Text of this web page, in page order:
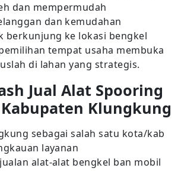
dan mempermudah
dan kemudahan
berkunjung ke lokasi bengkel
tempat usaha membuka
di lahan yang strategis.
Jual Alat Spooring
Klungkung
sebagai salah satu kota/kab
layanan
alat-alat bengkel ban mobil